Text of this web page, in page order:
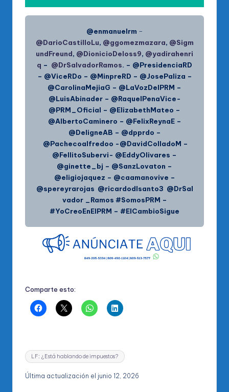
@enmanuelrm –
@DarioCastilloLu, @ggomezmazara, @Sigm
undFreund, @DionicioDeloss9, @yadirahenri
q – @DrSalvadorRamos. – @PresidenciaRD
– @ViceRDo – @MinpreRD – @JosePaliza –
@CarolinaMejiaG – @LaVozDelPRM –
@LuisAbinader – @RaquelPenaVice-
@PRM_Oficial – @ElizabethMateo –
@AlbertoCaminero – @FelixReynaE –
@DeligneAB – @dpprdo –
@Pachecoalfredoo -@DavidColladoM –
@FellitoSubervi- @EddyOlivares –
@ginette_bj – @SanzLovaton –
@eligiojaquez – @caamanovive –
@spereyrarojas @ricardodlsanto3 @DrSal
vador _Ramos #SomosPRM –
#YoCreoEnElPRM – #ElCambioSigue
Comparte esto:
Etiquetas:
LF: ¿Está hablando de impuestos?
Última actualización el junio 12, 2026